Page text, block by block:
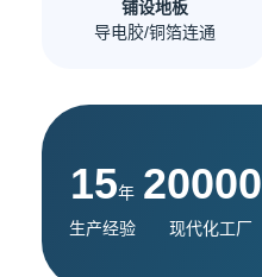
铺设地板
导电胶/铜箔连通
15年
生产经验
20000
现代化工厂